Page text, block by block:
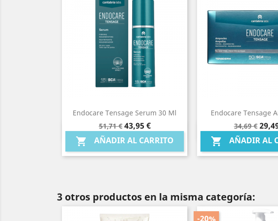
Endocare Tensage Serum 30 Ml
Precio
base
51,71 € Precio
43,95 €
 AÑADIR AL CARRITO
Vista rápida
Endocare Tensage
Precio
base
34,69 €
 AÑADIR AL
Vista
3 otros productos en la misma categoría:
-20%